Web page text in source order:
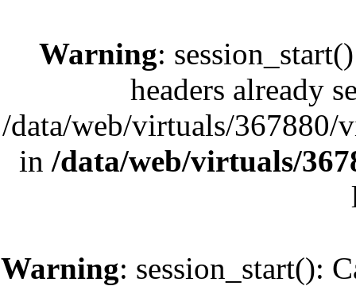
Warning:
headers already
/data/web/virtuals/
in /data/web/virtuals/
Warning: session_start():